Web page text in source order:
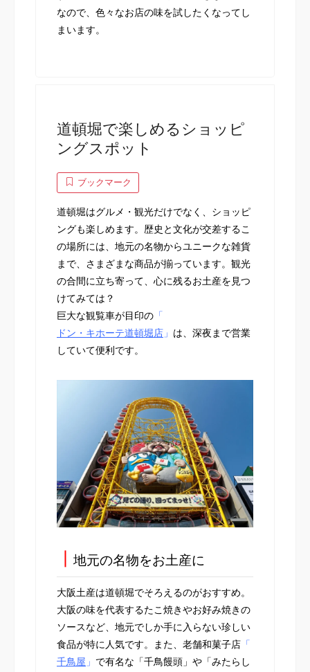
なので、色々なお店の味を試したくなってし
まいます。
道頓堀で楽しめるショッピ
ングスポット
ブックマーク
道頓堀はグルメ・観光だけでなく、ショッピ
ングも楽しめます。歴史と文化が交差するこ
の場所には、地元の名物からユニークな雑貨
まで、さまざまな商品が揃っています。観光
の合間に立ち寄って、心に残るお土産を見つ
けてみては？
巨大な観覧車が目印の 「
ドン・キホーテ道頓堀店 」 は、深夜まで営業
していて便利です。
地元の名物をお土産に
大阪土産は道頓堀でそろえるのがおすすめ。
大阪の味を代表するたこ焼きやお好み焼きの
ソースなど、地元でしか手に入らない珍しい
食品が特に人気です。また、老舗和菓子店 「
千鳥屋 」 で有名な「千鳥饅頭」や「みたらし